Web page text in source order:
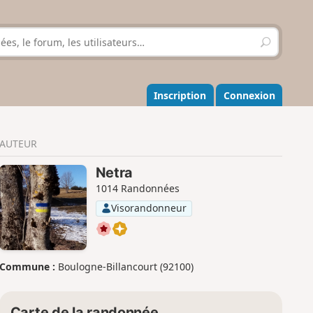
R
e
h
e
r
r
Inscription Connexion
AUTEUR
Netra
1014 Randonnées
Visorandonneur
Commune : Boulogne-Billancourt (92100)